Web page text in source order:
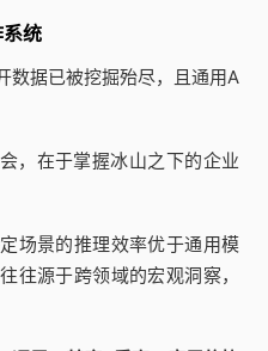
统
数据已被挖掘殆尽，且通用A
，在于掌握冰山之下的企业
场景的推理效率优于通用模
往源于跨领域的宏观洞察，